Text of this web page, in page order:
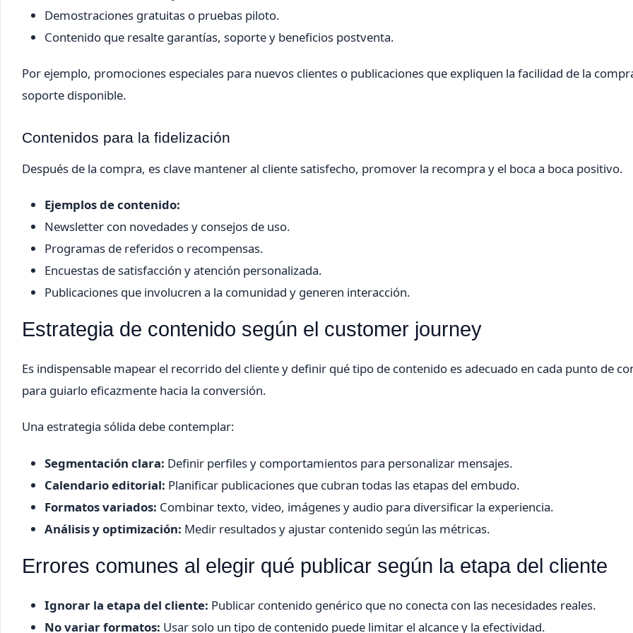
Demostraciones gratuitas o pruebas piloto.
Contenido que resalte garantías, soporte y beneficios postventa.
Por ejemplo, promociones especiales para nuevos clientes o publicaciones que expliquen la facilidad de la
soporte disponible.
Contenidos para la fidelización
Después de la compra, es clave mantener al cliente satisfecho, promover la recompra y el boca a boca positivo.
Ejemplos de contenido:
Newsletter con novedades y consejos de uso.
Programas de referidos o recompensas.
Encuestas de satisfacción y atención personalizada.
Publicaciones que involucren a la comunidad y generen interacción.
Estrategia de contenido según el customer journey
Es indispensable mapear el recorrido del cliente y definir qué tipo de contenido es adecuado en cada punto de
para guiarlo eficazmente hacia la conversión.
Una estrategia sólida debe contemplar:
Segmentación clara: Definir perfiles y comportamientos para personalizar mensajes.
Calendario editorial: Planificar publicaciones que cubran todas las etapas del embudo.
Formatos variados: Combinar texto, video, imágenes y audio para diversificar la experiencia.
Análisis y optimización: Medir resultados y ajustar contenido según las métricas.
Errores comunes al elegir qué publicar según la etapa del cliente
Ignorar la etapa del cliente: Publicar contenido genérico que no conecta con las necesidades reales.
No variar formatos: Usar solo un tipo de contenido puede limitar el alcance y la efectividad.